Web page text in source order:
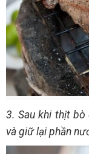
3. Sau khi thịt bò
và giữ lại phần